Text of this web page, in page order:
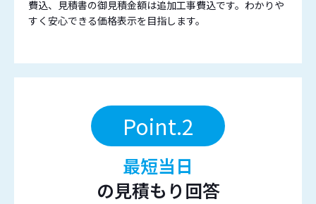
費込、見積書の御見積金額は追加工事費込です。わかりや
すく安心できる価格表示を目指します。
Point.2
最短当日
の見積もり回答